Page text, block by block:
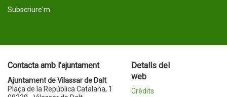
Subscriure'm
Contacta amb l'ajuntament
Ajuntament de Vilassar de Dalt
Plaça de la República Catalana, 1
Detalls del
web
Crèdits